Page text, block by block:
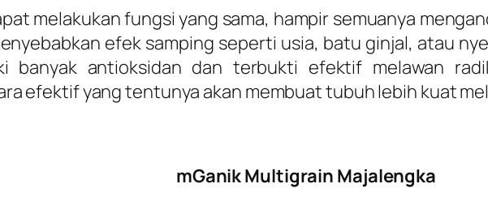
melakukan fungsi yang sama, hampir semuanya
efek samping seperti usia, batu ginjal, atau
banyak antioksidan dan terbukti efektif melawan
efektif yang tentunya akan membuat tubuh lebih kuat
mGanik Multigrain Majalengka